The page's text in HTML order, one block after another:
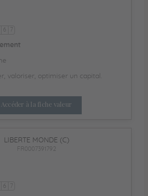
6
valoriser, optimiser un capital.
Accéder à la fiche valeur
LIBERTE MONDE (C)
FR0007391792
6 7